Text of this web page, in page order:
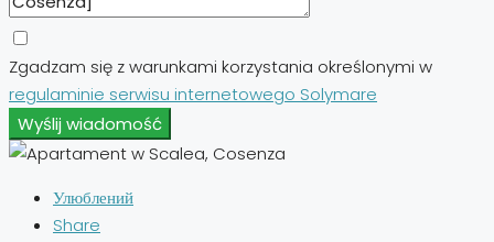
Zgadzam się z warunkami korzystania określonymi w
regulaminie serwisu internetowego Solymare
Wyślij wiadomość
Улюблений
Share